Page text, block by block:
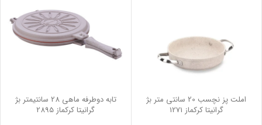
املت پز نچسب 20 سانتی متر بژ
گرانیتا کرکماز 1271
تابه دوطرفه ماهی 28 سانتیمتر بژ
گرانیتا کرکماز 2895